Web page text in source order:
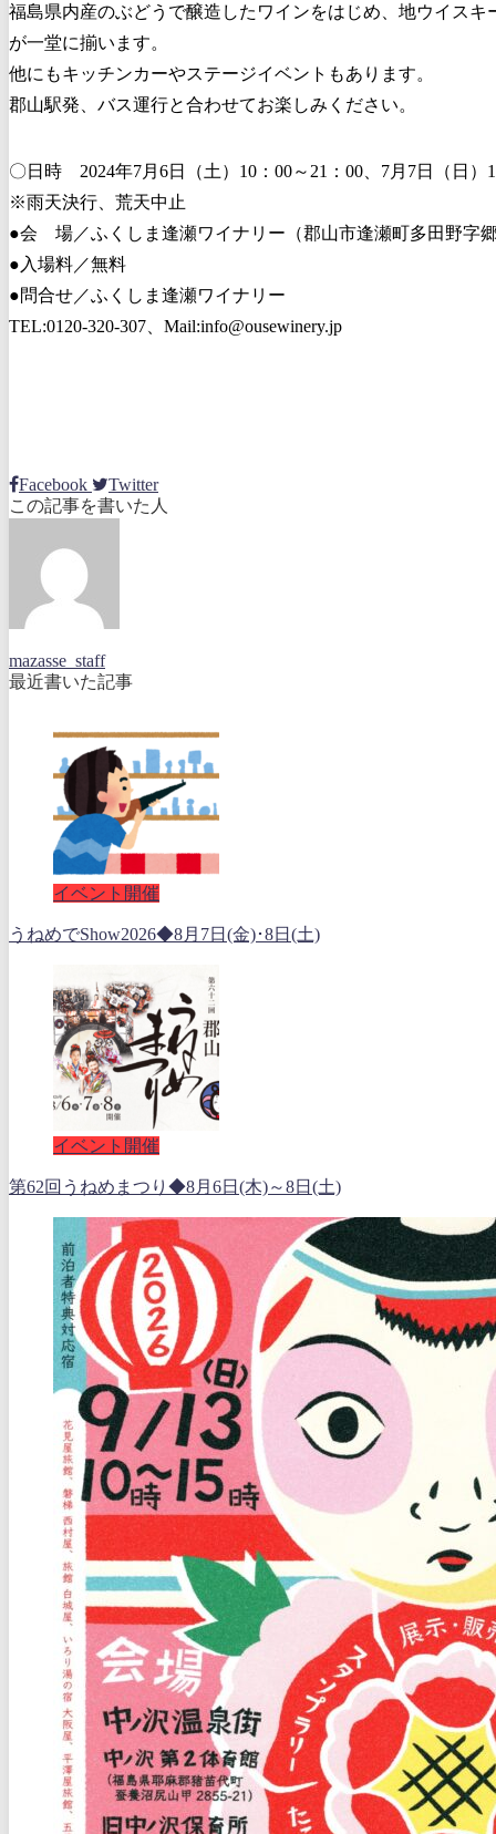
福島県内産のぶどうで醸造したワインをはじめ、地ウイス
が一堂に揃います。
他にもキッチンカーやステージイベントもあります。
郡山駅発、バス運行と合わせてお楽しみください。
〇日時 2024年7月6日（土）10：00～21：00、7月7日（日）
※雨天決行、荒天中止
●会 場／ふくしま逢瀬ワイナリー（郡山市逢瀬町多田野字
●入場料／無料
●問合せ／ふくしま逢瀬ワイナリー
TEL:0120-320-307、Mail:info@ousewinery.jp
Facebook
Twitter
この記事を書いた人
mazasse_staff
最近書いた記事
イベント開催
うねめでShow2026◆8月7日(金)･8日(土)
イベント開催
第62回うねめまつり◆8月6日(木)～8日(土)